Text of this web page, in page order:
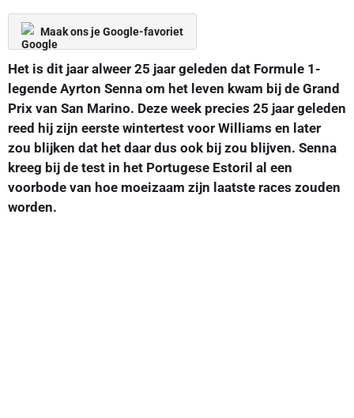
Maak ons je Google-favoriet
Het is dit jaar alweer 25 jaar geleden dat Formule 1-
legende Ayrton Senna om het leven kwam bij de Grand
Prix van San Marino. Deze week precies 25 jaar geleden
reed hij zijn eerste wintertest voor Williams en later
zou blijken dat het daar dus ook bij zou blijven. Senna
kreeg bij de test in het Portugese Estoril al een
voorbode van hoe moeizaam zijn laatste races zouden
worden.